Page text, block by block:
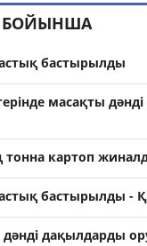
БОЙЫНША
бастырылды
масақты
тонна картоп
астық бастырылды -
дақылдарды